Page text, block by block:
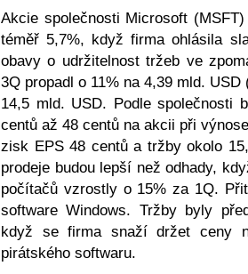
Akcie společnosti Microsoft
téměř 5,7%, když firma ohlásila
obavy o udržitelnost tržeb ve
3Q propadl o 11% na 4,39 mld.
14,5 mld. USD. Podle společnosti
centů až 48 centů na akcii při
zisk EPS 48 centů a tržby okolo
prodeje budou lepší než odhady,
počítačů vzrostly o 15% za 1Q.
software Windows. Tržby byly
když se firma snaží držet ceny
pirátského softwaru.